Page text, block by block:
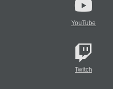
YouTube
Twitch